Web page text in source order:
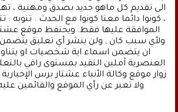
ولا تعبر عن رأي الموقع والقائمين